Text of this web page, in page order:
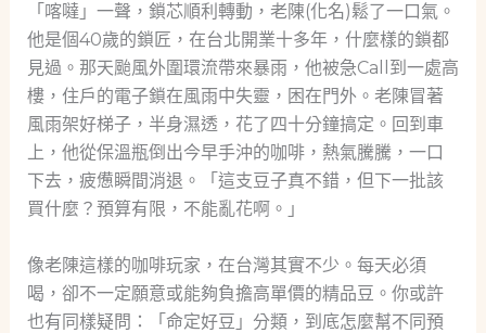
「喀噠」一聲，鎖芯順利轉動，老陳(化名)鬆了一口氣。
他是個40歲的鎖匠，在台北開業十多年，什麼樣的鎖都
見過。那天颱風外圍環流帶來暴雨，他被急Call到一處高
樓，住戶的電子鎖在風雨中失靈，困在門外。老陳冒著
風雨架好梯子，半身濕透，花了四十分鐘搞定。回到車
上，他從保溫瓶倒出今早手沖的咖啡，熱氣騰騰，一口
下去，疲憊瞬間消退。「這支豆子真不錯，但下一批該
買什麼？預算有限，不能亂花啊。」
像老陳這樣的咖啡玩家，在台灣其實不少。每天必須
喝，卻不一定願意或能夠負擔高單價的精品豆。你或許
也有同樣疑問：「命定好豆」分類，到底怎麼幫不同預